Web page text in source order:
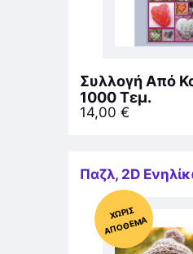
Συλλογή Από
1000 Τεμ.
14,00 €
Παζλ, 2D
Χ
ΩΡΊΣ
Α
Π
Ό
ΘΕ
ΜΑ